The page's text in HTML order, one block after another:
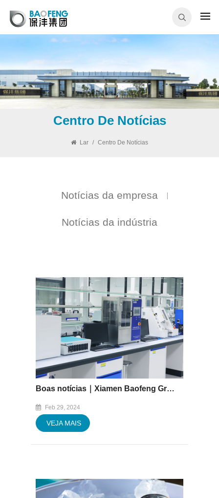
Centro De Notícias
Lar / Centro De Notícias
Notícias da empresa
Notícias da indústria
Boas notícias｜Xiamen Baofeng Group Co., Ltd. laboratório central aprovado com sucesso na acreditação CNAS
Feb 29, 2024
VEJA MAIS